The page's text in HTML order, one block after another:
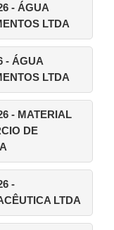
- ÁGUA
LTDA
- ÁGUA
LTDA
- MATERIAL
DE
-
LTDA